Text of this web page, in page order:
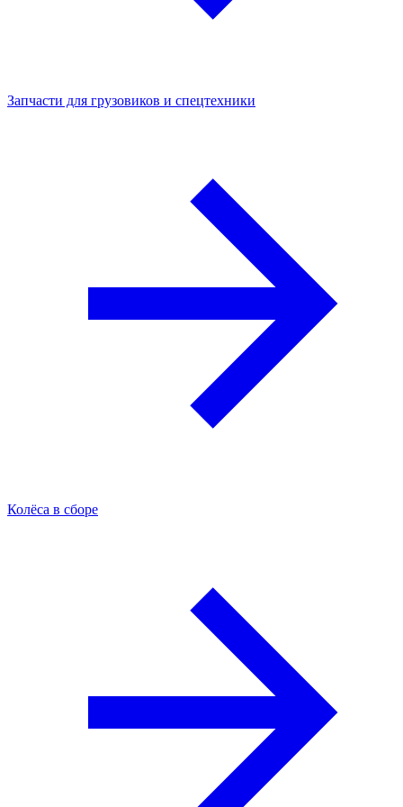
Запчасти для грузовиков и спецтехники
Колёса в сборе